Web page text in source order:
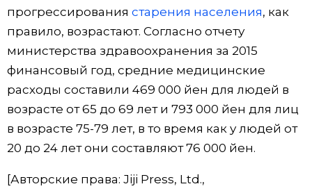
прогрессирования старения населения, как
правило, возрастают. Согласно отчету
министерства здравоохранения за 2015
финансовый год, средние медицинские
расходы составили 469 000 йен для людей в
возрасте от 65 до 69 лет и 793 000 йен для лиц
в возрасте 75-79 лет, в то время как у людей от
20 до 24 лет они составляют 76 000 йен.
[Авторские права: Jiji Press, Ltd.,